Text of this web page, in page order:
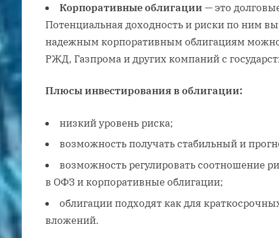
Корпоративные облигации — это
Потенциальная доходность и риски по ним
надежным корпоративным облигациям можно
РЖД, Газпрома и других компаний с
Плюсы инвестирования в облигации:
низкий уровень риска;
возможность получать стабильный и
возможность регулировать соотношение
в ОФЗ и корпоративные облигации;
облигации подходят как для
вложений.